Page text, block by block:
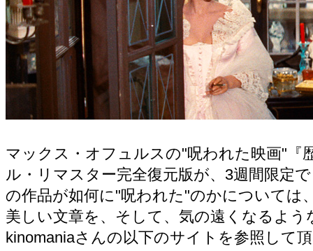
マックス・オフュルスの"呪われた映画"『
ル・リマスター完全復元版が、3週間限定
の作品が如何に"呪われた"のかについては
美しい文章を、そして、気の遠くなるよ
kinomaniaさんの以下のサイトを参照して